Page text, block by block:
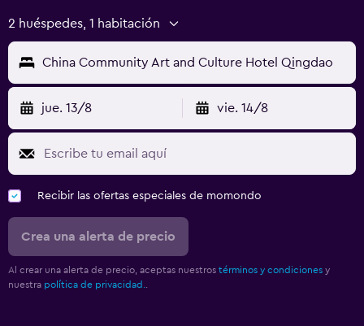
2 huéspedes, 1 habitación
China Community Art and Culture Hotel Qingdao
jue. 13/8 vie. 14/8
Recibir las ofertas especiales de momondo
Crea una alerta de precio
Al crear una alerta de precio, aceptas nuestros términos y condiciones y
nuestra política de privacidad.